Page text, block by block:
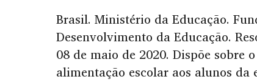
Brasil. Ministério da Educação.
Desenvolvimento da Educação.
08 de maio de 2020. Dispõe sobre
alimentação escolar aos alunos da